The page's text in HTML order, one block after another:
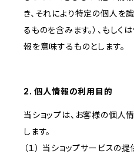
き、それにより特定の個人を
るものを含みます。）、もし
報を意味するものとします。
2. 個人情報の利用目的
当ショップは、お客様の個人
します。
（１） 当ショップサービスの